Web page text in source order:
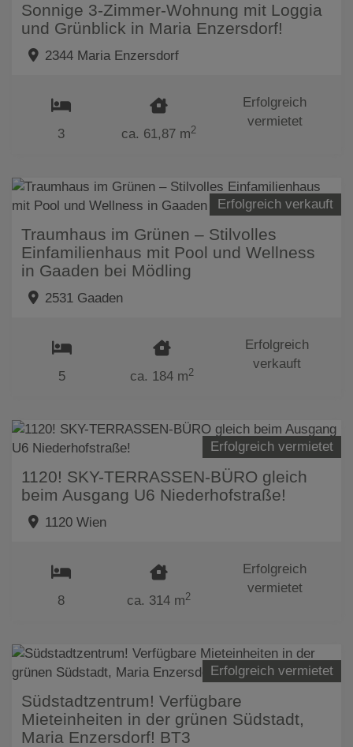
Sonnige 3-Zimmer-Wohnung mit Loggia
und Grünblick in Maria Enzersdorf!
2344 Maria Enzersdorf
3 ca. 61,87 m2
Erfolgreich
vermietet
Erfolgreich verkauft
Traumhaus im Grünen – Stilvolles
Einfamilienhaus mit Pool und Wellness
in Gaaden bei Mödling
2531 Gaaden
5 ca. 184 m2
Erfolgreich
verkauft
Erfolgreich vermietet
1120! SKY-TERRASSEN-BÜRO gleich
beim Ausgang U6 Niederhofstraße!
1120 Wien
8 ca. 314 m2
Erfolgreich
vermietet
Erfolgreich vermietet
Südstadtzentrum! Verfügbare
Mieteinheiten in der grünen Südstadt,
Maria Enzersdorf! BT3